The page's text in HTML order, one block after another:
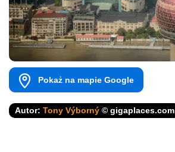
Pokaż na mapie Google
Autor: Tony Výborný © gigaplaces.com